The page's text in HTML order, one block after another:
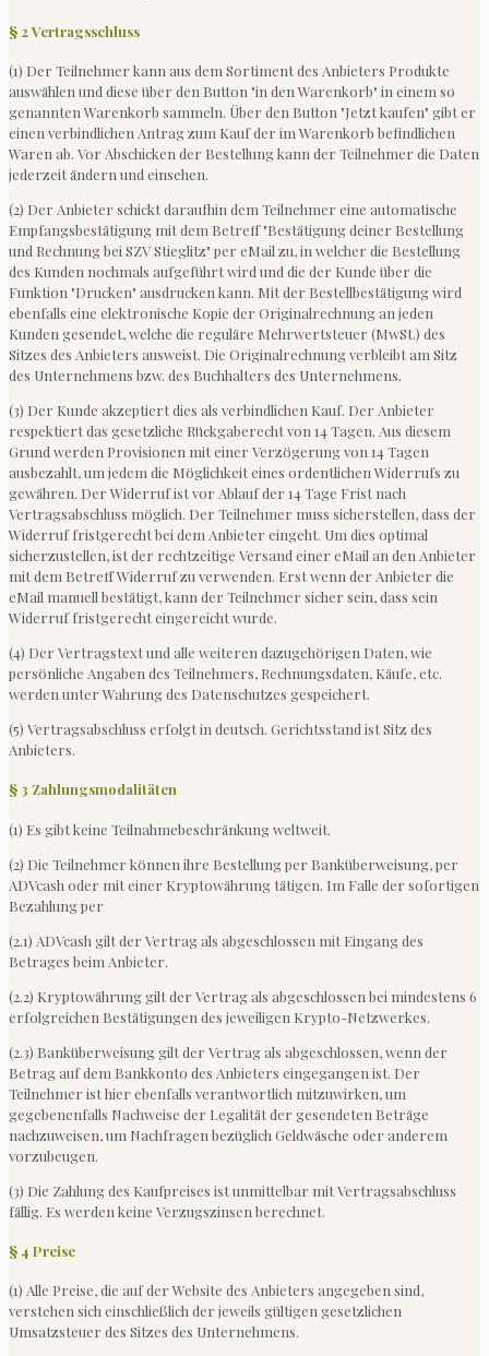
§ 2 Vertragsschluss
(1) Der Teilnehmer kann aus dem Sortiment des Anbieters Produkte
auswählen und diese über den Button "in den Warenkorb" in einem so
genannten Warenkorb sammeln. Über den Button "Jetzt kaufen" gibt er
einen verbindlichen Antrag zum Kauf der im Warenkorb befindlichen
Waren ab. Vor Abschicken der Bestellung kann der Teilnehmer die Daten
jederzeit ändern und einsehen.
(2) Der Anbieter schickt daraufhin dem Teilnehmer eine automatische
Empfangsbestätigung mit dem Betreff "Bestätigung deiner Bestellung
und Rechnung bei SZV Stieglitz" per eMail zu, in welcher die Bestellung
des Kunden nochmals aufgeführt wird und die der Kunde über die
Funktion "Drucken" ausdrucken kann. Mit der Bestellbestätigung wird
ebenfalls eine elektronische Kopie der Originalrechnung an jeden
Kunden gesendet, welche die reguläre Mehrwertsteuer (MwSt.) des
Sitzes des Anbieters ausweist. Die Originalrechnung verbleibt am Sitz
des Unternehmens bzw. des Buchhalters des Unternehmens.
(3) Der Kunde akzeptiert dies als verbindlichen Kauf. Der Anbieter
respektiert das gesetzliche Rückgaberecht von 14 Tagen. Aus diesem
Grund werden Provisionen mit einer Verzögerung von 14 Tagen
ausbezahlt, um jedem die Möglichkeit eines ordentlichen Widerrufs zu
gewähren. Der Widerruf ist vor Ablauf der 14 Tage Frist nach
Vertragsabschluss möglich. Der Teilnehmer muss sicherstellen, dass der
Widerruf fristgerecht bei dem Anbieter eingeht. Um dies optimal
sicherzustellen, ist der rechtzeitige Versand einer eMail an den Anbieter
mit dem Betreff Widerruf zu verwenden. Erst wenn der Anbieter die
eMail manuell bestätigt, kann der Teilnehmer sicher sein, dass sein
Widerruf fristgerecht eingereicht wurde.
(4) Der Vertragstext und alle weiteren dazugehörigen Daten, wie
persönliche Angaben des Teilnehmers, Rechnungsdaten, Käufe, etc.
werden unter Wahrung des Datenschutzes gespeichert.
(5) Vertragsabschluss erfolgt in deutsch. Gerichtsstand ist Sitz des
Anbieters.
§ 3 Zahlungsmodalitäten
(1) Es gibt keine Teilnahmebeschränkung weltweit.
(2) Die Teilnehmer können ihre Bestellung per Banküberweisung, per
ADVcash oder mit einer Kryptowährung tätigen. Im Falle der sofortigen
Bezahlung per
(2.1) ADVcash gilt der Vertrag als abgeschlossen mit Eingang des
Betrages beim Anbieter.
(2.2) Kryptowährung gilt der Vertrag als abgeschlossen bei mindestens 6
erfolgreichen Bestätigungen des jeweiligen Krypto-Netzwerkes.
(2.3) Banküberweisung gilt der Vertrag als abgeschlossen, wenn der
Betrag auf dem Bankkonto des Anbieters eingegangen ist. Der
Teilnehmer ist hier ebenfalls verantwortlich mitzuwirken, um
gegebenenfalls Nachweise der Legalität der gesendeten Beträge
nachzuweisen, um Nachfragen bezüglich Geldwäsche oder anderem
vorzubeugen.
(3) Die Zahlung des Kaufpreises ist unmittelbar mit Vertragsabschluss
fällig. Es werden keine Verzugszinsen berechnet.
§ 4 Preise
(1) Alle Preise, die auf der Website des Anbieters angegeben sind,
verstehen sich einschließlich der jeweils gültigen gesetzlichen
Umsatzsteuer des Sitzes des Unternehmens.